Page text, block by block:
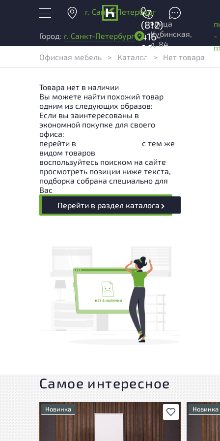
г. Санкт-Петербург
+7
(812)
416-
96-
99
Город: г. Санкт-Петербург
улица
Кубинская,
д. 84
-
Офисная мебель
> Каталог > Нет товара
Товара нет в наличии
Вы можете найти похожий товар
одним из следующих образов:
Если вы заинтересованы в
экономной покупке для своего
офиса:
перейти в
с тем же
видом товаров
воспользуйтесь поиском на сайте
просмотреть позиции ниже текста,
подборка собрана специально для
Вас
Перейти в раздел каталога
Самое интересное
В избранное
Новинка Новинка